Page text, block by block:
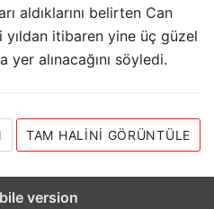
aldıklarını belirten Can
yıldan itibaren yine üç güzel
yer alınacağını söyledi.
TAM HALINI GÖRÜNTÜLE
version